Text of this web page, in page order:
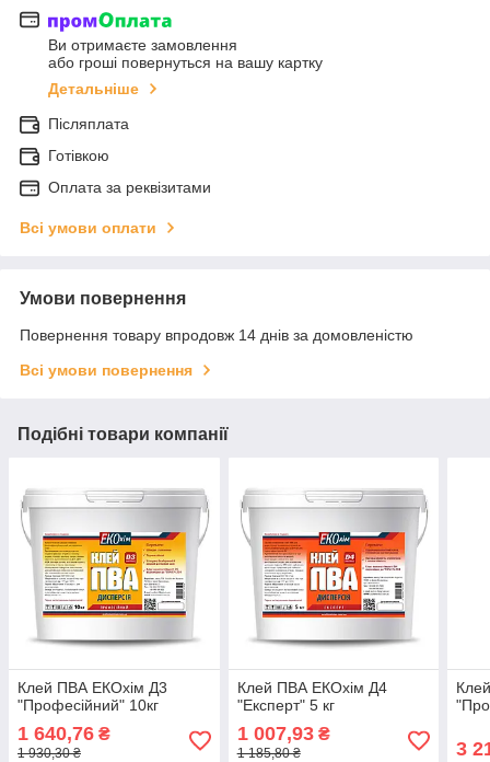
Ви отримаєте замовлення
або гроші повернуться на вашу картку
Детальніше
Післяплата
Готівкою
Оплата за реквізитами
Всі умови оплати
Умови повернення
Повернення товару впродовж 14 днів за домовленістю
Всі умови повернення
Подібні товари компанії
Клей ПВА ЕКОхім Д3
"Професійний" 10кг
1 640,76 ₴
1 930,30 ₴
Клей ПВА ЕКОхім Д4
"Експерт" 5 кг
1 007,93₴
1 185,80 ₴ 3